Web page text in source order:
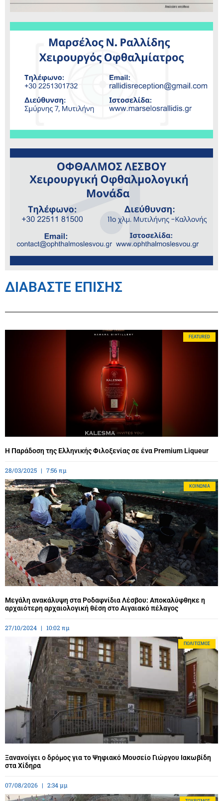
ΔΙΑΒΑΣΤΕ ΕΠΙΣΗΣ
FEATURED
Η Παράδοση της Ελληνικής Φιλοξενίας σε ένα Premium Liqueur
28/03/2025 7:56 πμ
ΚΟΙΝΩΝΊΑ
Μεγάλη ανακάλυψη στα Ροδαφνίδια Λέσβου: Αποκαλύφθηκε η
αρχαιότερη αρχαιολογική θέση στο Αιγαιακό πέλαγος
27/10/2024 10:02 πμ
ΠΟΛΙΤΙΣΜΌΣ
Ξανανοίγει ο δρόμος για το Ψηφιακό Μουσείο Γιώργου Ιακωβίδη
στα Χίδηρα
07/08/2026 2:34 μμ